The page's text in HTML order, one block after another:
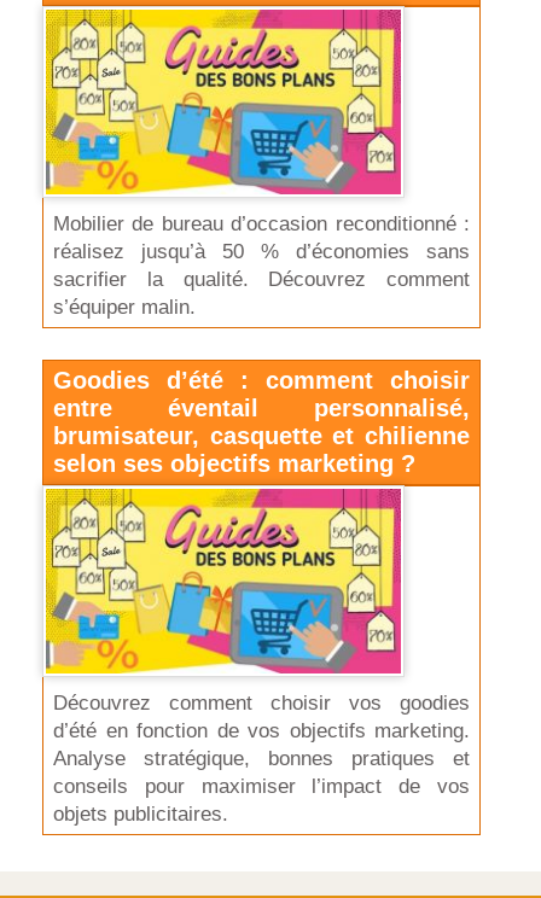
Mobilier de bureau d’occasion reconditionné :
réalisez jusqu’à 50 % d’économies sans
sacrifier la qualité. Découvrez comment
s’équiper malin.
Goodies d’été : comment choisir
entre éventail personnalisé,
brumisateur, casquette et chilienne
selon ses objectifs marketing ?
Découvrez comment choisir vos goodies
d’été en fonction de vos objectifs marketing.
Analyse stratégique, bonnes pratiques et
conseils pour maximiser l’impact de vos
objets publicitaires.